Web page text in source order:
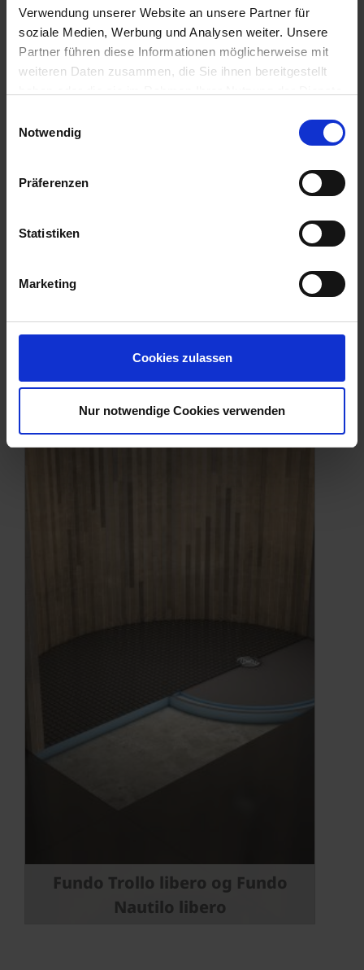
Verwendung unserer Website an unsere Partner für
soziale Medien, Werbung und Analysen weiter. Unsere
Partner führen diese Informationen möglicherweise mit
weiteren Daten zusammen, die Sie ihnen bereitgestellt
Impressum
Notwendig
Präferenzen
Statistiken
Marketing
Cookies zulassen
Nur notwendige Cookies verwenden
Fundo Trollo og Fundo Nautilo
Fundo Trollo libero og Fundo
Nautilo libero